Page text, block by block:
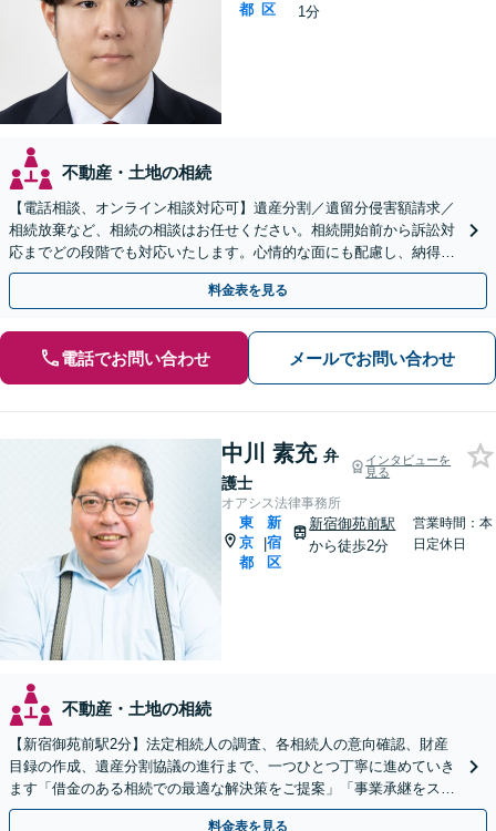
都 区
1分
不動産・土地の相続
【電話相談、オンライン相談対応可】遺産分割／遺留分侵害額請求／
相続放棄など、相続の相談はお任せください。相続開始前から訴訟対
応までどの段階でも対応いたします。心情的な面にも配慮し、納得感
の高い解決を目指します【新宿御苑前駅徒歩1分】
料金表を見る
電話でお問い合わせ メールでお問い合わせ
中川 素充 弁
護士
インタビューを
見る
オアシス法律事務所
東
京
都
|
新
宿
区
新宿御苑前駅
から徒歩2分
営業時間：本
日定休日
不動産・土地の相続
【新宿御苑前駅2分】法定相続人の調査、各相続人の意向確認、財産
目録の作成、遺産分割協議の進行まで、一つひとつ丁寧に進めていき
ます「借金のある相続での最適な解決策をご提案」「事業承継をスム
ーズに進めるサポート／業種特有の課題にも柔軟に対応」
料金表を見る